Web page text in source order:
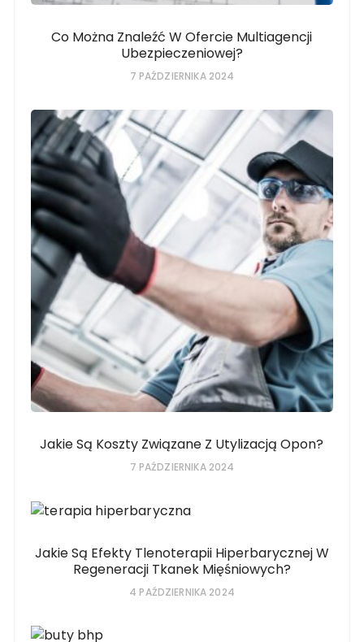
Co Można Znaleźć W Ofercie Multiagencji
Ubezpieczeniowej?
7 PAŹDZIERNIKA 2024
Jakie Są Koszty Związane Z Utylizacją Opon?
7 PAŹDZIERNIKA 2024
Jakie Są Efekty Tlenoterapii Hiperbarycznej W
Regeneracji Tkanek Mięśniowych?
4 PAŹDZIERNIKA 2024